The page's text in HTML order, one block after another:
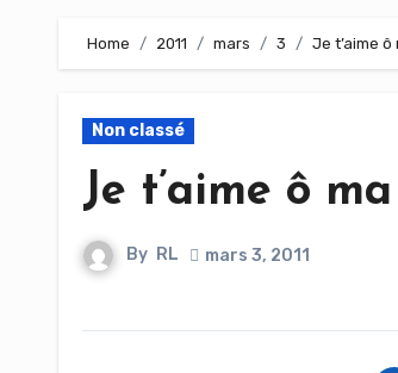
Home 2011 mars 3 Je t’aime ô
Non classé
Je t’aime ô
By RL mars 3, 2011